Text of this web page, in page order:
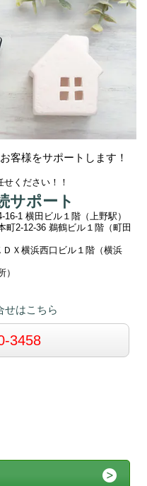
客様をサポートします！
ください！！
サポート
1 横田ビル１階（上野駅）
町2-12-36 鵜鶴ビル１階（町田
Ｘ横浜西口ビル１階（横浜
せはこちら
3458